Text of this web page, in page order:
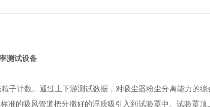
测试设备
计数。通过上下游测试数据，对吸尘器粉尘分离能力的综
准的吸风管道把分撒好的浮质吸引入到试验罩中。试验罩顶